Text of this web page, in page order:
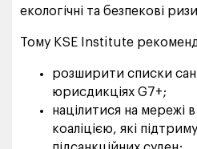
екологічні та безпекові
Тому KSE Institute
розширити списки
юрисдикціях G7+;
націлитися на мережі в
коаліцією, які